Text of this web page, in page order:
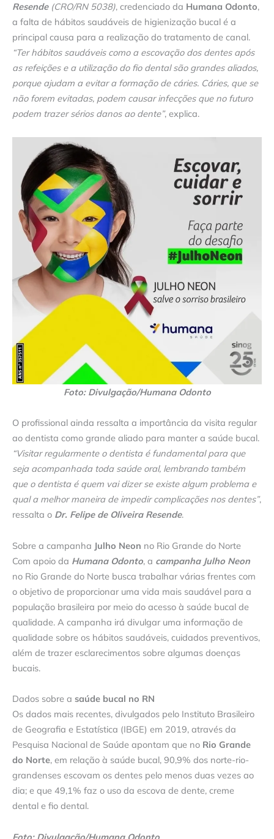
Resende(CRO/RN 5038), credenciado da Humana Odonto,
a falta de hábitos saudáveis de higienização bucal é a
principal causa para a realização do tratamento de canal.
“Ter hábitos saudáveis como a escovação dos dentes após
as refeições e a utilização do fio dental são grandes aliados,
porque ajudam a evitar a formação de cáries. Cáries, que se
não forem evitadas, podem causar infecções que no futuro
podem trazer sérios danos ao dente”, explica.
Foto: Divulgação/Humana Odonto
O profissional ainda ressalta a importância da visita regular
ao dentista como grande aliado para manter a saúde bucal.
“Visitar regularmente o dentista é fundamental para que
seja acompanhada toda saúde oral, lembrando também
que o dentista é quem vai dizer se existe algum problema e
qual a melhor maneira de impedir complicações nos dentes”,
ressalta o Dr. Felipe de Oliveira Resende.
Sobre a campanha Julho Neon no Rio Grande do Norte
Com apoio da Humana Odonto, a campanha Julho Neon
no Rio Grande do Norte busca trabalhar várias frentes com
o objetivo de proporcionar uma vida mais saudável para a
população brasileira por meio do acesso à saúde bucal de
qualidade. A campanha irá divulgar uma informação de
qualidade sobre os hábitos saudáveis, cuidados preventivos,
além de trazer esclarecimentos sobre algumas doenças
bucais.
Dados sobre a saúde bucal no RN
Os dados mais recentes, divulgados pelo Instituto Brasileiro
de Geografia e Estatística (IBGE) em 2019, através da
Pesquisa Nacional de Saúde apontam que no Rio Grande
do Norte, em relação à saúde bucal, 90,9% dos norte-rio-
grandenses escovam os dentes pelo menos duas vezes ao
dia; e que 49,1% faz o uso da escova de dente, creme
dental e fio dental.